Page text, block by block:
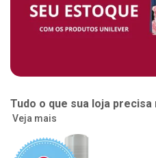
Tudo o que sua loja
Veja mais